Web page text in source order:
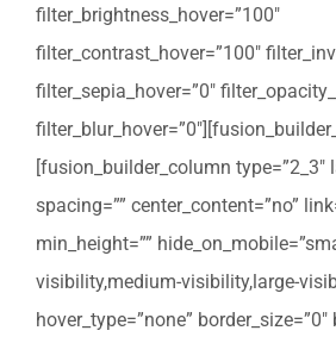
filter_brightness_hover=”100″
filter_contrast_hover=”100″
filter_sepia_hover=”0″
[fusion_builder_column type=”2_3″
spacing=”” center_content=”no”
min_height=””
visibility,medium-visibility,large-
hover_type=”none” border_size=”0″